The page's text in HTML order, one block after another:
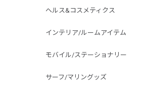
ヘルス&コスメティクス
インテリア/ルームアイテム
モバイル/ステーショナリー
サーフ/マリングッズ